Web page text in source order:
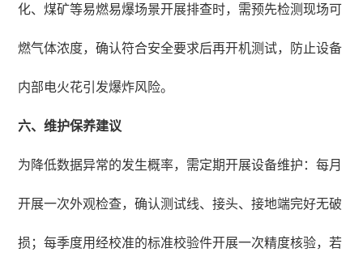
化、煤矿等易燃易爆场景开展排查时，需预先检测现场可
燃气体浓度，确认符合安全要求后再开机测试，防止设备
内部电火花引发爆炸风险。
六、维护保养建议
为降低数据异常的发生概率，需定期开展设备维护：每月
开展一次外观检查，确认测试线、接头、接地端完好无破
损；每季度用经校准的标准校验件开展一次精度核验，若